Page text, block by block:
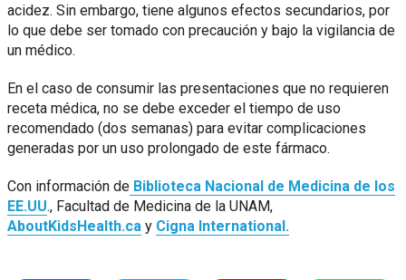
acidez. Sin embargo, tiene algunos efectos secundarios, por
lo que debe ser tomado con precaución y bajo la vigilancia de
un médico.
En el caso de consumir las presentaciones que no requieren
receta médica, no se debe exceder el tiempo de uso
recomendado (dos semanas) para evitar complicaciones
generadas por un uso prolongado de este fármaco.
Con información de Biblioteca Nacional de Medicina de los
EE.UU., Facultad de Medicina de la UNAM,
AboutKidsHealth.ca y Cigna International.